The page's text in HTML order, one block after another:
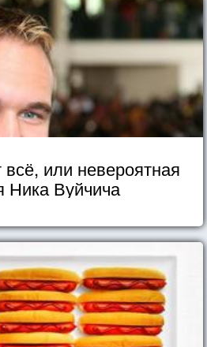
или невероятная
Ника Вуйчича